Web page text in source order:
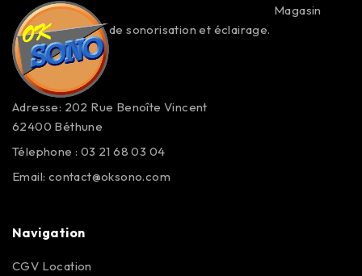
Magasin
de sonorisation et éclairage.
Adresse: 202 Rue Benoîte Vincent
62400 Béthune
Télephone : 03 21 68 03 04
Email: contact@oksono.com
Navigation
CGV Location